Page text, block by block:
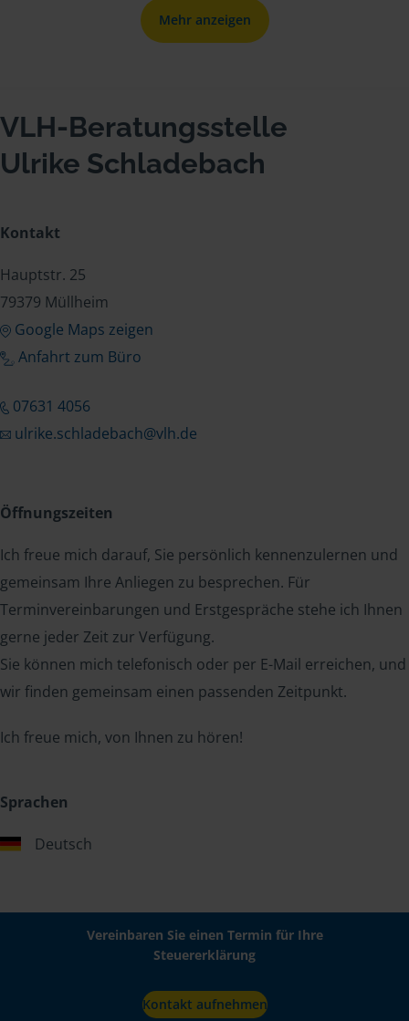
Mehr anzeigen
VLH-Beratungsstelle
Ulrike Schladebach
Kontakt
Hauptstr. 25
79379 Müllheim
Google Maps zeigen
Anfahrt zum Büro
07631 4056
ulrike.schladebach@vlh.de
Öffnungszeiten
Ich freue mich darauf, Sie persönlich kennenzulernen und
gemeinsam Ihre Anliegen zu besprechen. Für
Terminvereinbarungen und Erstgespräche stehe ich Ihnen
gerne jeder Zeit zur Verfügung.
Sie können mich telefonisch oder per E-Mail erreichen, und
wir finden gemeinsam einen passenden Zeitpunkt.
Ich freue mich, von Ihnen zu hören!
Sprachen
Deutsch
Vereinbaren Sie einen Termin für Ihre
Steuererklärung
Kontakt aufnehmen